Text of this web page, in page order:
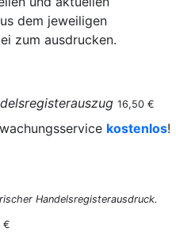
dem jeweiligen
zum ausdrucken.
16,50 €
kostenlos!
Handelsregisterausdruck.
€